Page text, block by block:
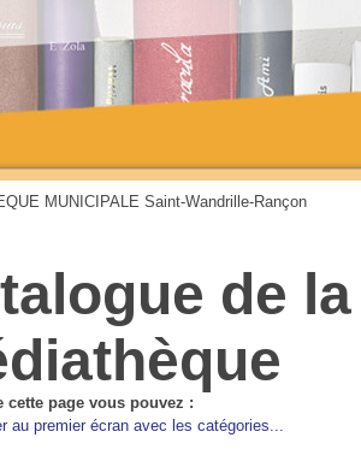
MUNICIPALE Saint-Wandrille-Rançon
de la
cette page vous pouvez :
au premier écran avec les catégories...